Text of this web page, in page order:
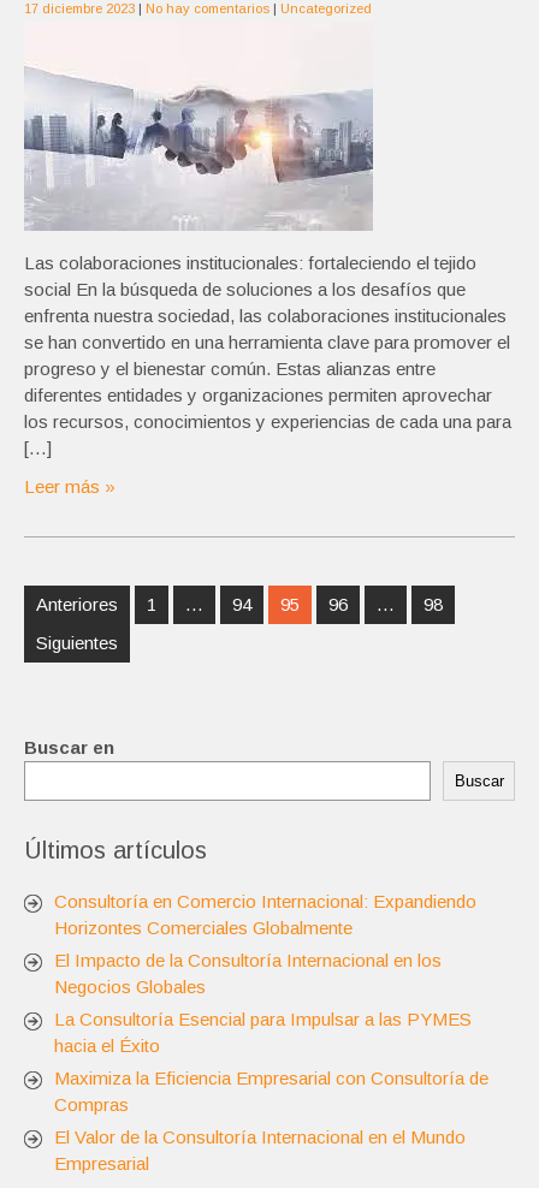
17 diciembre 2023 | No hay comentarios | Uncategorized
Las colaboraciones institucionales: fortaleciendo el tejido
social En la búsqueda de soluciones a los desafíos que
enfrenta nuestra sociedad, las colaboraciones institucionales
se han convertido en una herramienta clave para promover el
progreso y el bienestar común. Estas alianzas entre
diferentes entidades y organizaciones permiten aprovechar
los recursos, conocimientos y experiencias de cada una para
[…]
Leer más »
Navegación
entradas
Anteriores 1 … 94 95 96 …
98
Siguientes
Buscar en
Buscar
Últimos artículos
Consultoría en Comercio Internacional: Expandiendo
Horizontes Comerciales Globalmente
El Impacto de la Consultoría Internacional en los
Negocios Globales
La Consultoría Esencial para Impulsar a las PYMES
hacia el Éxito
Maximiza la Eficiencia Empresarial con Consultoría de
Compras
El Valor de la Consultoría Internacional en el Mundo
Empresarial